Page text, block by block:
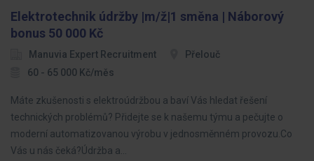
Elektrotechnik údržby |m/ž|1 směna | Náborový
bonus 50 000 Kč
Manuvia Expert Recruitment
Přelouč
60 - 65 000 Kč/měs
Máte zkušenosti s elektroúdržbou a baví Vás hledat řešení
technických problémů? Přidejte se k našemu týmu a pečujte o
moderní automatizovanou výrobu v jednosměnném provozu.Co
Vás u nás čeká?Údržba a…